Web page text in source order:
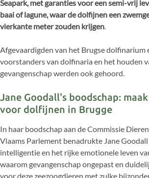
Seapark, met garanties voor een semi-vrij
baai of lagune, waar de dolfijnen een
vierkante meter zouden krijgen
Afgevaardigden van het Brugse dolfinarium
voorstanders van dolfinaria en het houden
gevangenschap werden ook gehoord.
Jane Goodall's boodschap:
voor dolfijnen in Brugge
In haar boodschap aan de Commissie
Vlaams Parlement benadrukte Jane
intelligentie en het rijke emotionele leven
waarom gevangenschap ongepast en
voor deze zeezoogdieren met zulke